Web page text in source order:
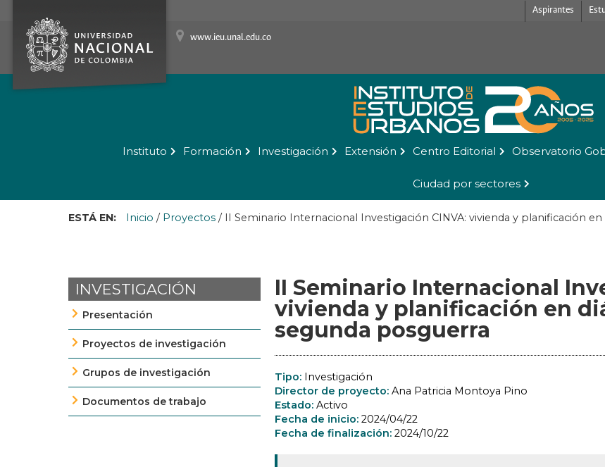
Aspirantes
www.ieu.unal.edu.co
Instituto Formación Investigación Extensión Centro Editorial Observatorio
Ciudad por sectores
ESTÁ EN: Inicio / Proyectos / II Seminario Internacional Investigación CINVA: vivienda y planificación
INVESTIGACIÓN
Presentación
Proyectos de investigación
Grupos de investigación
Documentos de trabajo
II Seminario Internacional
vivienda y planificación en
segunda posguerra
Tipo: Investigación
Director de proyecto: Ana Patricia Montoya Pino
Estado: Activo
Fecha de inicio: 2024/04/22
Fecha de finalización: 2024/10/22